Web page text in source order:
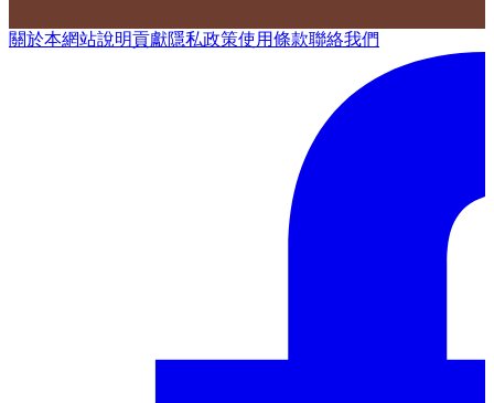
關於本網站說明貢獻隱私政策使用條款聯絡我們